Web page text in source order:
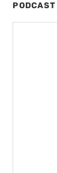
PODCAST